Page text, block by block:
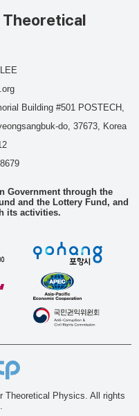
Building #501 POSTECH,
do, 37673, Korea
Government through the
and the Lottery Fund, and
its activities.
Theoretical Physics. All rights